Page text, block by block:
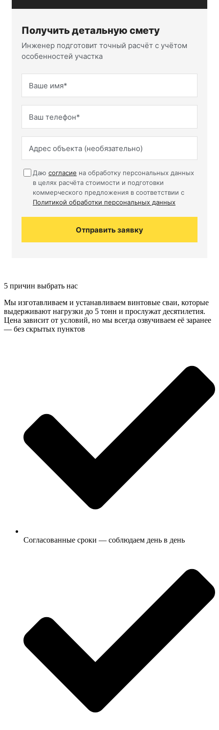
Получить детальную смету
Инженер подготовит точный расчёт с учётом
особенностей участка
Даю согласие на обработку персональных данных
в целях расчёта стоимости и подготовки
коммерческого предложения в соответствии с
Политикой обработки персональных данных
Отправить заявку
5 причин выбрать нас
Мы изготавливаем и устанавливаем винтовые сваи, которые
выдерживают нагрузки до 5 тонн и прослужат десятилетия.
Цена зависит от условий, но мы всегда озвучиваем её заранее
— без скрытых пунктов
Согласованные сроки — соблюдаем день в день